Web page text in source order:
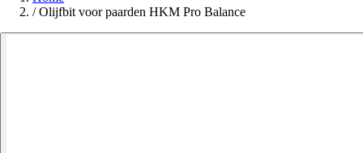
/ Olijfbit voor paarden HKM Pro Balance